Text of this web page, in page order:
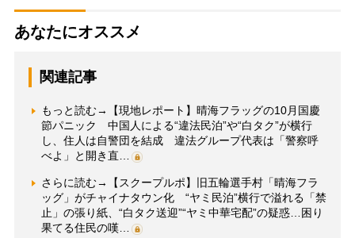
あなたにオススメ
関連記事
もっと読む→【現地レポート】晴海フラッグの10月国慶
節パニック 中国人による“違法民泊”や“白タク”が横行
し、住人は自警団を結成 違法グループ代表は「警察呼
べよ」と開き直…
さらに読む→【スクープルポ】旧五輪選手村「晴海フラ
ッグ」がチャイナタウン化 “ヤミ民泊”横行で溢れる「禁
止」の張り紙、“白タク送迎”“ヤミ中華宅配”の疑惑…困り
果てる住民の嘆…